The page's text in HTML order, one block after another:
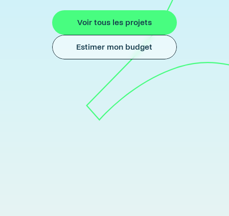
Voir tous les projets
Estimer mon budget